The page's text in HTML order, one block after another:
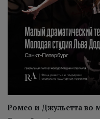
Ромео и Джульетта во